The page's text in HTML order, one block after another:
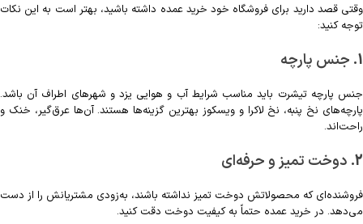
وقتی قصد دارید برای فروشگاه خود خرید عمده داشته باشید، بهتر است به این نکات
توجه کنید:
1. جنس پارچه
جنس پارچه تیشرت باید مناسب شرایط آب و هوایی یزد و شهرهای اطراف آن باشد.
پارچه‌های نخ پنبه، نخ لاکرا و ویسکوز بهترین گزینه‌ها هستند. آن‌ها عرق‌گیر، خنک و
راحت‌اند.
2. دوخت تمیز و حرفه‌ای
فروشنده‌ای که محصولاتش دوخت تمیز نداشته باشند، به‌زودی مشتریانش را از دست
می‌دهد. در خرید عمده حتماً به کیفیت دوخت دقت کنید.